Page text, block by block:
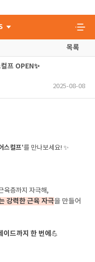
목록
프 OPEN✨
2025-08-08
스컬프’를 만나보세요! ✨
육층까지 자극해,
강력한 근육 자극을 만들어
이드까지 한 번에 💪